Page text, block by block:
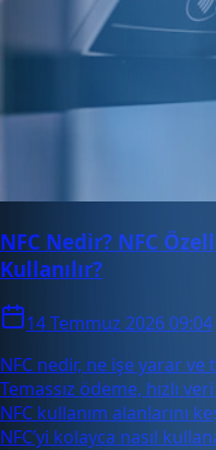
NFC Nedir? NFC
Kullanılır?
14 Temmuz 2026 09:04
NFC nedir, ne işe yarar ve
Temassız ödeme, hızlı
NFC kullanım alanlarını
NFC’yi kolayca nasıl